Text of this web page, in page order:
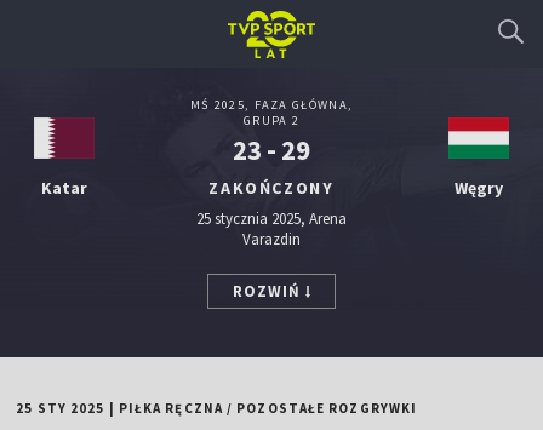
Katar
MŚ 2025, FAZA GŁÓWNA,
GRUPA 2
23 - 29
ZAKOŃCZONY
25 stycznia 2025, Arena
Varazdin
Węgry
ROZWIŃ
25 STY 2025 PIŁKA RĘCZNA/ POZOSTAŁE ROZGRYWKI